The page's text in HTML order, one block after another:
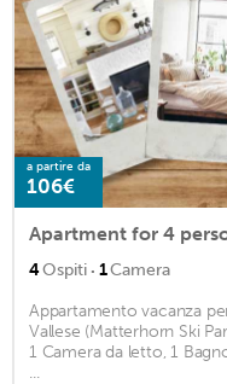
a partire da
106€
Apartment for 4
4Ospiti · 1Camera
Appartamento vacanza
Vallese (Matterhorn Ski
1 Camera da letto, 1
...